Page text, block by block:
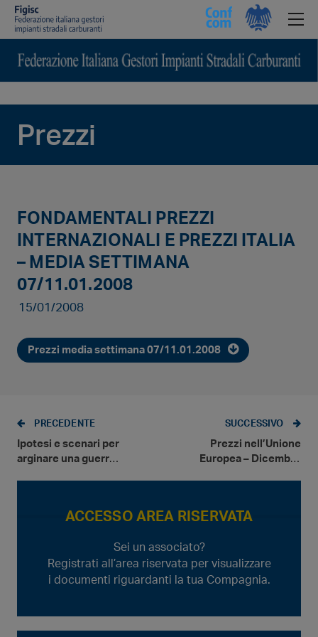
FONDAMENTALI PREZZI
INTERNAZIONALI E PREZZI ITALIA
– MEDIA SETTIMANA
07/11.01.2008
Prezzi
15/01/2008
Prezzi media settimana 07/11.01.2008
PRECEDENTE
Ipotesi e scenari per
arginare una guerra
SUCCESSIVO
Prezzi nell’Unione
Europea – Dicembre
ACCESSO AREA RISERVATA
Sei un associato?
Registrati all’area riservata per visualizzare
i documenti riguardanti la tua Compagnia.